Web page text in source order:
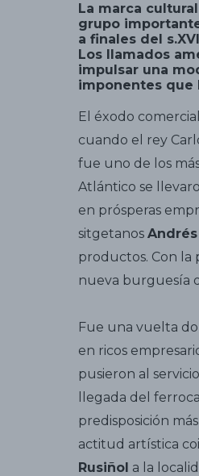
La marca
grupo
a finales del
Los llamados
impulsar una
imponentes que
El éxodo
cuando el rey
fue uno de los
Atlántico se
en prósperas
sitgetanos
productos. Con la
nueva burguesía
Fue una vuelta
en ricos
pusieron al
llegada del
predisposición
actitud artística
Rusiñol a la